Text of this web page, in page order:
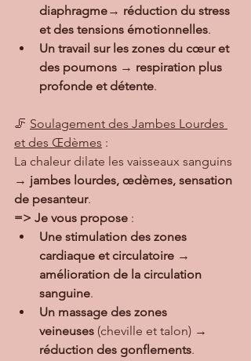
diaphragme→ réduction du stress
et des tensions émotionnelles.
Un travail sur les zones du cœur et
des poumons → respiration plus
profonde et détente.
🦵 Soulagement des Jambes Lourdes
et des Œdèmes :
La chaleur dilate les vaisseaux sanguins
→ jambes lourdes, œdèmes, sensation
de pesanteur.
=> Je vous propose :
Une stimulation des zones
cardiaque et circulatoire →
amélioration de la circulation
sanguine.
Un massage des zones
veineuses (cheville et talon) →
réduction des gonflements.